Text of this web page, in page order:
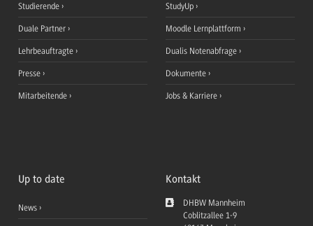
Studierende
Duale Partner
Lehrbeauftragte
Presse
Mitarbeitende
StudyUp
Moodle Lernplattform
Dualis Notenabfrage
Dokumente
Jobs & Karriere
Up to date
News
Kontakt
DHBW Mannheim
Coblitzallee 1-9